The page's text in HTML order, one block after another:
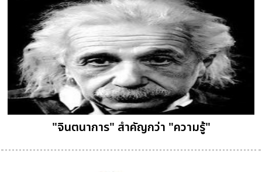
"จินตนาการ" สำคัญกว่า "ความรู้"